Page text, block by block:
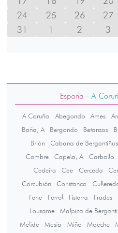
24
25 26 27
31
1 2 3
España - A
A Coruña Abegondo Ames
Baña, A
Bergondo Betanzos
Brión
Cabana de Bergantiños
Cambre
Capela, A Carballo
Cedeira
Cee Cerceda
Corcubión
Coristanco
Fene
Ferrol Fisterra Frades
Lousame
Malpica de
Melide
Mesía Miño Moeche